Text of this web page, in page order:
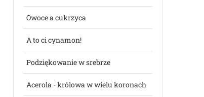
Owoce a cukrzyca
A to ci cynamon!
Podziękowanie w srebrze
Acerola - królowa w wielu koronach